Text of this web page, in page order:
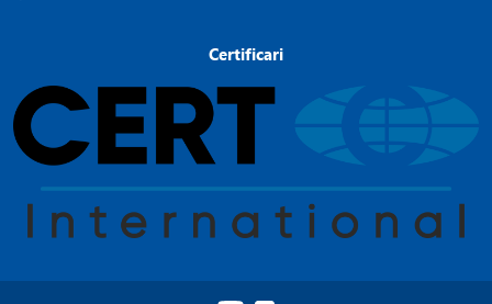
Certificari